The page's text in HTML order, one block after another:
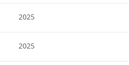
2025
2025